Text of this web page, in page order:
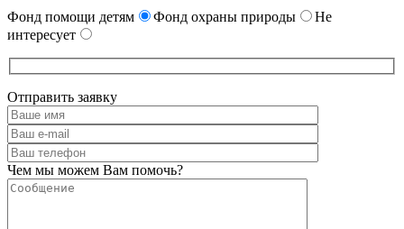
Фонд помощи детям Фонд охраны природы
Не
интересует
Отправить заявку
Чем мы можем Вам помочь?